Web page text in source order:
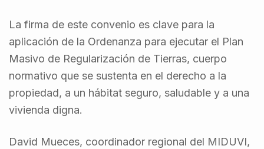
La firma de este convenio es clave para la
aplicación de la Ordenanza para ejecutar el Plan
Masivo de Regularización de Tierras, cuerpo
normativo que se sustenta en el derecho a la
propiedad, a un hábitat seguro, saludable y a una
vivienda digna.
David Mueces, coordinador regional del MIDUVI,